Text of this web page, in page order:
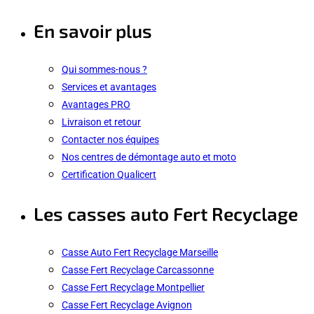
En savoir plus
Qui sommes-nous ?
Services et avantages
Avantages PRO
Livraison et retour
Contacter nos équipes
Nos centres de démontage auto et moto
Certification Qualicert
Les casses auto Fert Recyclage
Casse Auto Fert Recyclage Marseille
Casse Fert Recyclage Carcassonne
Casse Fert Recyclage Montpellier
Casse Fert Recyclage Avignon